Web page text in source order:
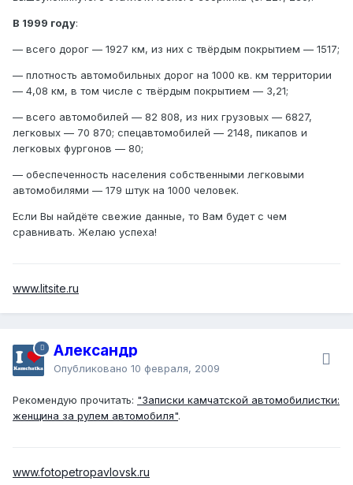
В 1999 году:
— всего дорог — 1927 км, из них с твёрдым покрытием — 1517;
— плотность автомобильных дорог на 1000 кв. км территории
— 4,08 км, в том числе с твёрдым покрытием — 3,21;
— всего автомобилей — 82 808, из них грузовых — 6827,
легковых — 70 870; спецавтомобилей — 2148, пикапов и
легковых фургонов — 80;
— обеспеченность населения собственными легковыми
автомобилями — 179 штук на 1000 человек.
Если Вы найдёте свежие данные, то Вам будет с чем
сравнивать. Желаю успеха!
www.litsite.ru
Александр
Опубликовано 10 февраля, 2009
Рекомендую прочитать: "Записки камчатской автомобилистки:
женщина за рулем автомобиля".
www.fotopetropavlovsk.ru